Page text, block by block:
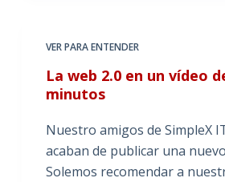
VER PARA ENTENDER
La web 2.0 en un vídeo
minutos
Nuestro amigos de SimpleX
acaban de publicar una
Solemos recomendar a